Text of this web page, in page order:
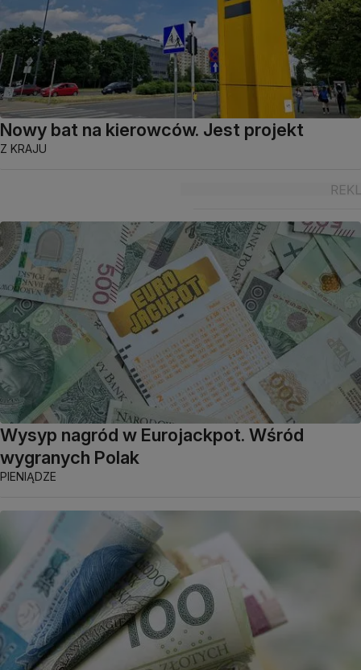
Nowy bat na kierowców. Jest projekt
Z KRAJU
Wysyp nagród w Eurojackpot. Wśród
wygranych Polak
PIENIĄDZE